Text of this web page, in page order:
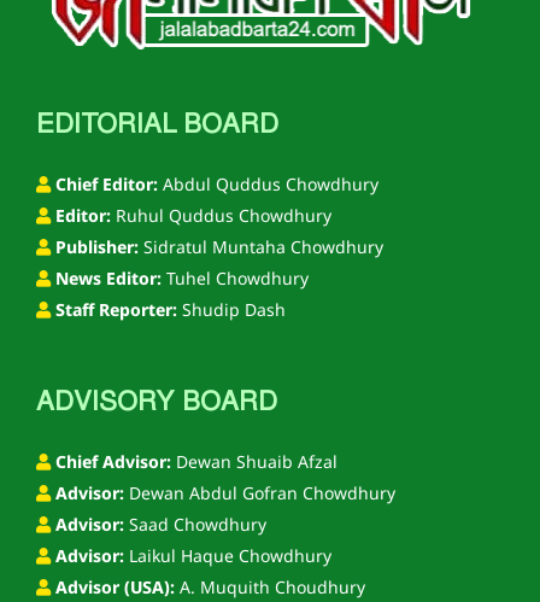
EDITORIAL BOARD
Chief Editor: Abdul Quddus Chowdhury
Editor: Ruhul Quddus Chowdhury
Publisher: Sidratul Muntaha Chowdhury
News Editor: Tuhel Chowdhury
Staff Reporter: Shudip Dash
ADVISORY BOARD
Chief Advisor: Dewan Shuaib Afzal
Advisor: Dewan Abdul Gofran Chowdhury
Advisor: Saad Chowdhury
Advisor: Laikul Haque Chowdhury
Advisor (USA): A. Muquith Choudhury